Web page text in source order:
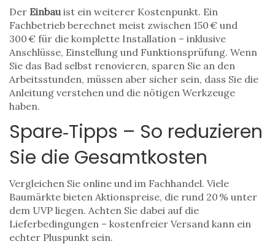
Der Einbauist ein weiterer Kostenpunkt. Ein
Fachbetrieb berechnet meist zwischen 150 € und
300 € für die komplette Installation – inklusive
Anschlüsse, Einstellung und Funktionsprüfung. Wenn
Sie das Bad selbst renovieren, sparen Sie an den
Arbeitsstunden, müssen aber sicher sein, dass Sie die
Anleitung verstehen und die nötigen Werkzeuge
haben.
Spare‑Tipps – So reduzieren
Sie die Gesamtkosten
Vergleichen Sie online und im Fachhandel. Viele
Baumärkte bieten Aktionspreise, die rund 20 % unter
dem UVP liegen. Achten Sie dabei auf die
Lieferbedingungen – kostenfreier Versand kann ein
echter Pluspunkt sein.